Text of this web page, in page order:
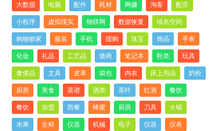
大数据 电脑 配件 耗材 网赚 淘客 配音
小程序 虚拟现实 物联网 数据恢复 域名空间
购物败家 服装 手机 团购 珠宝 饰品 手表
化妆 礼品 工艺品 微商 笔记本 鞋类 玩具
奢侈品 文具 皮革 箱包 内衣 床上用品 奶粉
厨房 美食 菜谱 酒类 茶叶 红酒 餐饮
餐饮 加盟 西餐 蜂蜜 厨房 刀具 火锅
水果 生鲜 仪器 机械 电子 仪器 仪表